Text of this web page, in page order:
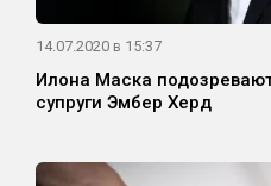
14.07.2020 в 15:37
Илона Маска
супруги Эмбер Херд